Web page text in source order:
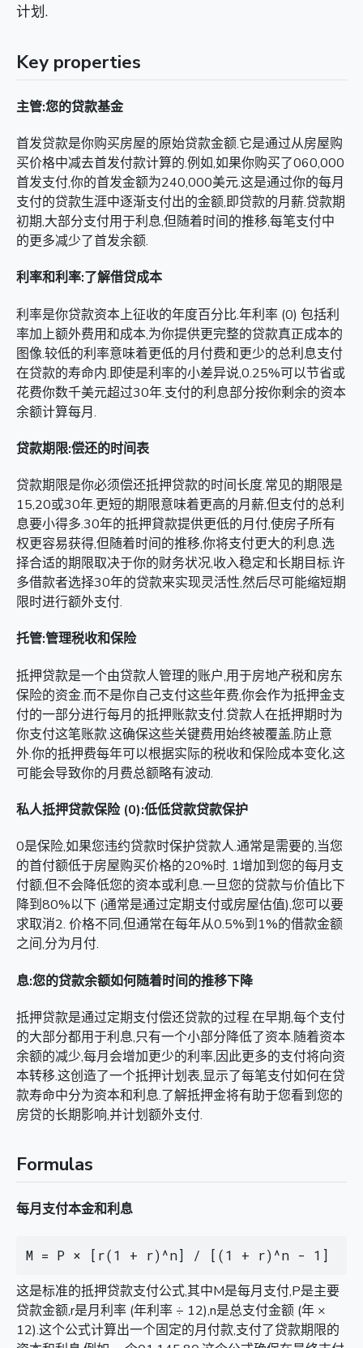
计划.
Key properties
主管:您的贷款基金
首发贷款是你购买房屋的原始贷款金额.它是通过从房屋购
买价格中减去首发付款计算的.例如,如果你购买了060,000
首发支付,你的首发金额为240,000美元.这是通过你的每月
支付的贷款生涯中逐渐支付出的金额,即贷款的月薪.贷款期
初期,大部分支付用于利息,但随着时间的推移,每笔支付中
的更多减少了首发余额.
利率和利率:了解借贷成本
利率是你贷款资本上征收的年度百分比.年利率 (0) 包括利
率加上额外费用和成本,为你提供更完整的贷款真正成本的
图像.较低的利率意味着更低的月付费和更少的总利息支付
在贷款的寿命内.即使是利率的小差异说,0.25%可以节省或
花费你数千美元超过30年.支付的利息部分按你剩余的资本
余额计算每月.
贷款期限:偿还的时间表
贷款期限是你必须偿还抵押贷款的时间长度.常见的期限是
15,20或30年.更短的期限意味着更高的月薪,但支付的总利
息要小得多.30年的抵押貸款提供更低的月付,使房子所有
权更容易获得,但随着时间的推移,你将支付更大的利息.选
择合适的期限取决于你的财务状况,收入稳定和长期目标.许
多借款者选择30年的贷款来实现灵活性,然后尽可能缩短期
限时进行额外支付.
托管:管理税收和保险
抵押贷款是一个由贷款人管理的账户,用于房地产税和房东
保险的资金.而不是你自己支付这些年费,你会作为抵押金支
付的一部分进行每月的抵押账款支付.贷款人在抵押期时为
你支付这笔账款.这确保这些关键费用始终被覆盖,防止意
外.你的抵押费每年可以根据实际的税收和保险成本变化,这
可能会导致你的月费总额略有波动.
私人抵押贷款保险 (0):低低贷款贷款保护
0是保险,如果您违约贷款时保护贷款人.通常是需要的,当您
的首付额低于房屋购买价格的20%时. 1增加到您的每月支
付额,但不会降低您的资本或利息.一旦您的贷款与价值比下
降到80%以下 (通常是通过定期支付或房屋估值),您可以要
求取消2. 价格不同,但通常在每年从0.5%到1%的借款金额
之间,分为月付.
息:您的贷款余额如何随着时间的推移下降
抵押贷款是通过定期支付偿还贷款的过程.在早期,每个支付
的大部分都用于利息,只有一个小部分降低了资本.随着资本
余额的减少,每月会增加更少的利率,因此更多的支付将向资
本转移.这创造了一个抵押计划表,显示了每笔支付如何在贷
款寿命中分为资本和利息.了解抵押金将有助于您看到您的
房贷的长期影响,并计划额外支付.
Formulas
每月支付本金和利息
M = P × [r(1 + r)^n] / [(1 + r)^n - 1]
这是标准的抵押贷款支付公式,其中M是每月支付,P是主要
贷款金额,r是月利率 (年利率 ÷ 12),n是总支付金额 (年 ×
12).这个公式计算出一个固定的月付款,支付了贷款期限的